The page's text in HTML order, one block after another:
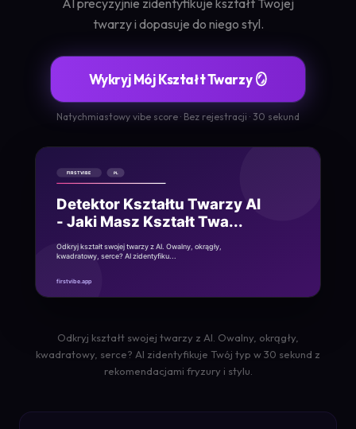
AI precyzyjnie zidentyfikuje kształt Twojej
twarzy i dopasuje do niego styl.
Wykryj Mój Kształt Twarzy 🪞
Natychmiastowy vibe score · Bez rejestracji · 30 sekund
Odkryj kształt swojej twarzy z AI. Owalny, okrągły,
kwadratowy, serce? AI zidentyfikuje Twój typ w 30 sekund z
rekomendacjami fryzury i stylu.